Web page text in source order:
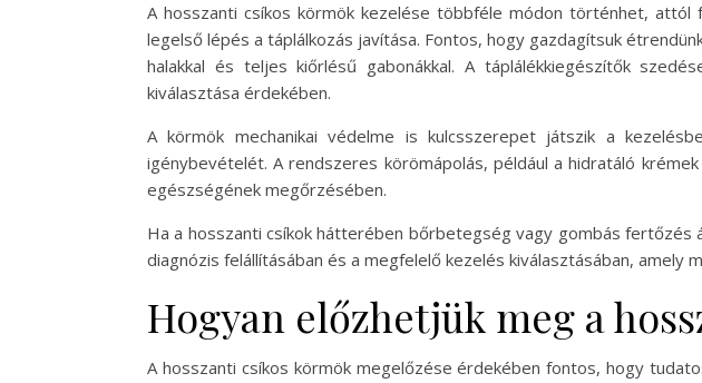
A hosszanti csíkos körmök kezelése többféle módon történhet, attól
legelső lépés a táplálkozás javítása. Fontos, hogy gazdagítsuk
halakkal és teljes kiőrlésű gabonákkal. A táplálékkiegészítők
kiválasztása érdekében.
A körmök mechanikai védelme is kulcsszerepet játszik a
igénybevételét. A rendszeres körömápolás, például a hidratáló
egészségének megőrzésében.
Ha a hosszanti csíkok hátterében bőrbetegség vagy gombás
diagnózis felállításában és a megfelelő kezelés kiválasztásában,
Hogyan előzhetjük meg a
A hosszanti csíkos körmök megelőzése érdekében fontos, hogy